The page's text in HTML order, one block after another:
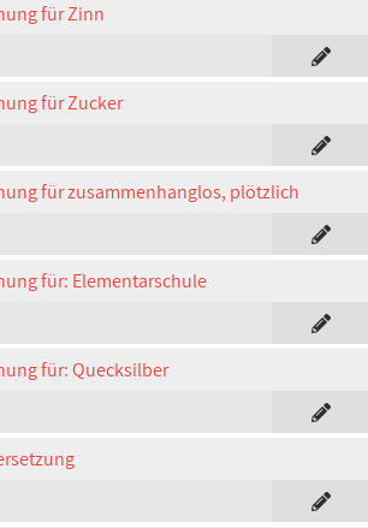
für Zinn
für Zucker
für zusammenhanglos, plötzlich
für: Elementarschule
für: Quecksilber